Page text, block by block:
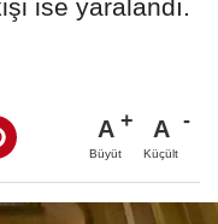
ise yaralandı.
A
Büyüt
A
Küçült